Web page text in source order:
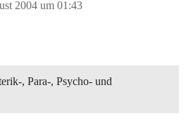
2004 um 01:43
, Para-, Psycho- und